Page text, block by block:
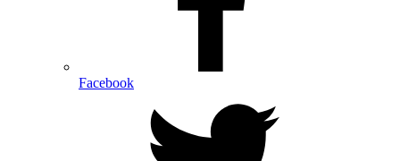
Facebook